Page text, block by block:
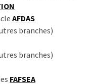
AFDAS
branches)
branches)
FAFSEA